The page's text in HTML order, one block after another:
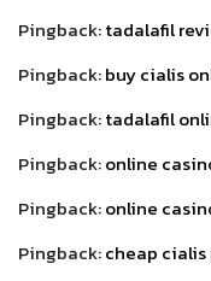
Pingback:tadalafil
Pingback:buy cialis
Pingback:tadalafil
Pingback:online
Pingback:online
Pingback:cheap